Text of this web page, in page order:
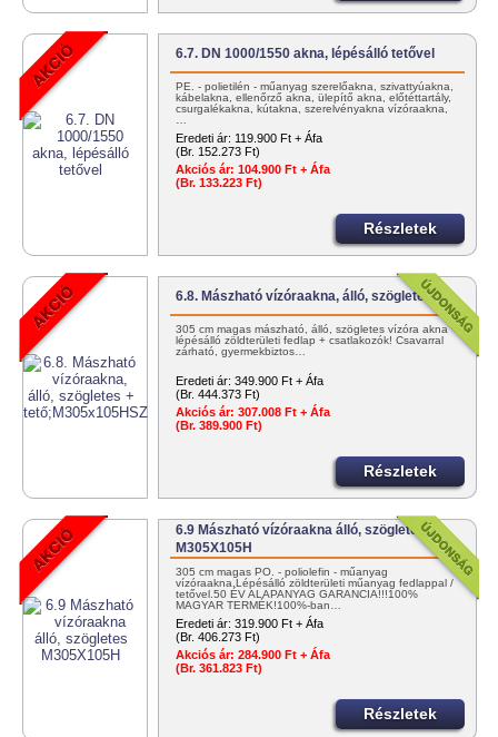
6.7. DN 1000/1550 akna, lépésálló tetővel
PE. - polietilén - műanyag szerelőakna, szivattyúakna,
kábelakna, ellenőrző akna, ülepítő akna, előtéttartály,
csurgalékakna, kútakna, szerelvényakna vízóraakna,
…
Eredeti ár: 119.900 Ft + Áfa
(Br. 152.273 Ft)
Akciós ár: 104.900 Ft + Áfa
(Br. 133.223 Ft)
Részletek
6.8. Mászható vízóraakna, álló, szögletes +…
305 cm magas mászható, álló, szögletes vízóra akna +
lépésálló zöldterületi fedlap + csatlakozók! Csavarral
zárható, gyermekbiztos…
Eredeti ár: 349.900 Ft + Áfa
(Br. 444.373 Ft)
Akciós ár: 307.008 Ft + Áfa
(Br. 389.900 Ft)
Részletek
6.9 Mászható vízóraakna álló, szögletes
M305X105H
305 cm magas PO. - poliolefin - műanyag
vízóraakna.Lépésálló zöldterületi műanyag fedlappal /
tetővel.50 ÉV ALAPANYAG GARANCIA!!!100%
MAGYAR TERMÉK!100%-ban…
Eredeti ár: 319.900 Ft + Áfa
(Br. 406.273 Ft)
Akciós ár: 284.900 Ft + Áfa
(Br. 361.823 Ft)
Részletek